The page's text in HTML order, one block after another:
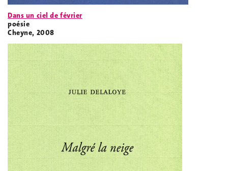
Dans un ciel de février
poésie
Cheyne, 2008